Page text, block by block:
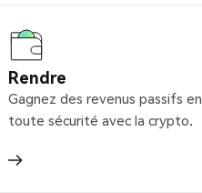
Rendre
Gagnez des revenus passifs en
toute sécurité avec la crypto.